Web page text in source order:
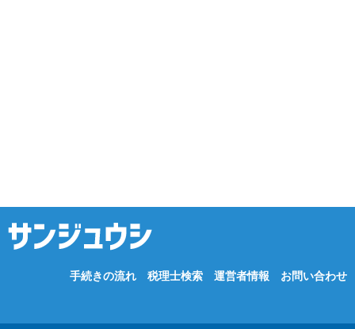
手続きの流れ 税理士検索 運営者情報 お問い合わせ